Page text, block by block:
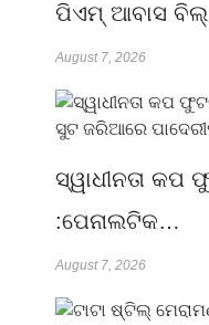
ପିଏମ୍ ଆବାସ ବିଲ୍
August 7, 2026
ସ୍ୱାଧୀନତା
:ପେନାଲଟିକ…
August 7, 2026